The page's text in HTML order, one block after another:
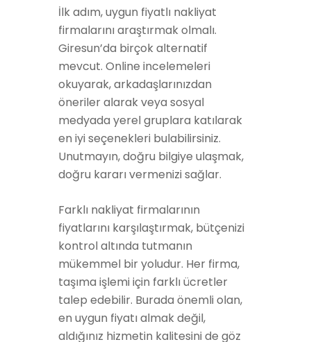
İlk adım, uygun fiyatlı nakliyat
firmalarını araştırmak olmalı.
Giresun’da birçok alternatif
mevcut. Online incelemeleri
okuyarak, arkadaşlarınızdan
öneriler alarak veya sosyal
medyada yerel gruplara katılarak
en iyi seçenekleri bulabilirsiniz.
Unutmayın, doğru bilgiye ulaşmak,
doğru kararı vermenizi sağlar.
Farklı nakliyat firmalarının
fiyatlarını karşılaştırmak, bütçenizi
kontrol altında tutmanın
mükemmel bir yoludur. Her firma,
taşıma işlemi için farklı ücretler
talep edebilir. Burada önemli olan,
en uygun fiyatı almak değil,
aldığınız hizmetin kalitesini de göz